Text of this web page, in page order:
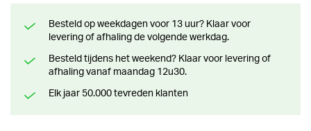
Besteld op weekdagen voor 13 uur? Klaar voor
levering of afhaling de volgende werkdag.
Besteld tijdens het weekend? Klaar voor levering of
afhaling vanaf maandag 12u30.
Elk jaar 50.000 tevreden klanten